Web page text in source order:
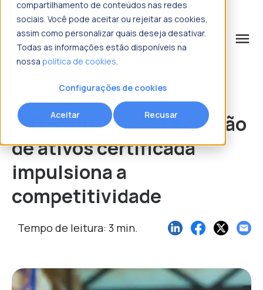
compartilhamento de conteúdos nas redes
sociais. Você pode aceitar ou rejeitar as cookies,
assim como personalizar quais deseja desativar.
Todas as informações estão disponíveis na
nossa política de cookies.
Configurações de cookies
Aceitar Recusar
menu
o que procura?
ISO 55001: Como a gestão
de ativos certificada
impulsiona a
competitividade
Tempo de leitura: 3 min.